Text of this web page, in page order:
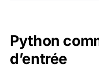
Python
d’entrée